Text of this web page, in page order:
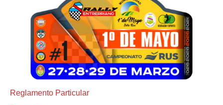
Reglamento Particular